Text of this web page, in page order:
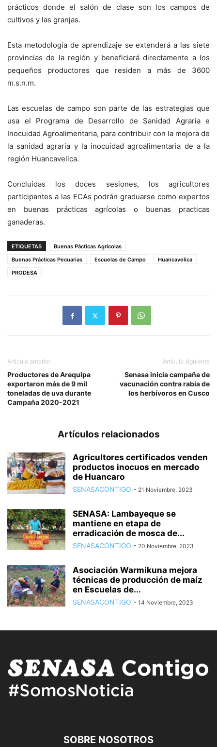
prácticos donde el salón de clase son los campos de
cultivos y las granjas.
Esta metodología de aprendizaje se extenderá a las siete
provincias de la región y beneficiará directamente a los
pequeños productores que residen a más de 3600
m.s.n.m.
Las escuelas de campo son parte de las estrategias que
usa el Programa de Desarrollo de Sanidad Agraria e
Inocuidad Agroalimentaria, para contribuir con la mejora de
la sanidad agraria y la inocuidad agroalimentaria de a la
región Huancavelica.
Concluidas los doces sesiones, los agricultores
participantes a las ECAs podrán graduarse como expertos
en buenas prácticas agrícolas o buenas practicas
ganaderas.
ETIQUETAS
Buenas Pácticas Agrícolas
Buenas Prácticas Pecuarias
Escuelas de Campo
Huancavelica
PRODESA
Artículo anterior
Productores de Arequipa
exportaron más de 9 mil
toneladas de uva durante
Campaña 2020-2021
Artículo siguiente
Senasa inicia campaña de
vacunación contra rabia de
los herbívoros en Cusco
Artículos relacionados
Agricultores certificados venden
productos inocuos en mercado
de Huancaro
SENASACONTIGO - 21 Noviembre, 2023
SENASA: Lambayeque se
mantiene en etapa de
erradicación de mosca de...
SENASACONTIGO - 20 Noviembre, 2023
Asociación Warmikuna mejora
técnicas de producción de maíz
en Escuelas de...
SENASACONTIGO - 14 Noviembre, 2023
SOBRE NOSOTROS